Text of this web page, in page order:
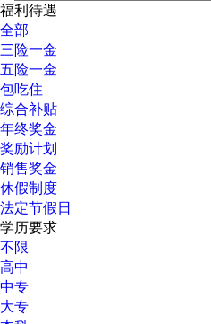
福利待遇
全部
三险一金
五险一金
包吃住
综合补贴
年终奖金
奖励计划
销售奖金
休假制度
法定节假日
学历要求
不限
高中
中专
大专